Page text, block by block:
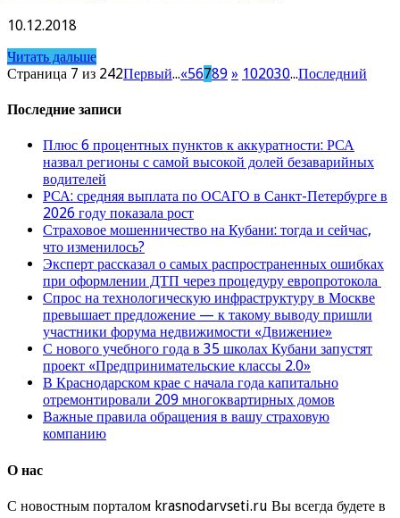
10.12.2018
Читать дальше
Страница 7 из 242Первый...«56789 » 102030...Последний
Последние записи
Плюс 6 процентных пунктов к аккуратности: РСА
назвал регионы с самой высокой долей безаварийных
водителей
РСА: средняя выплата по ОСАГО в Санкт-Петербурге в
2026 году показала рост
Страховое мошенничество на Кубани: тогда и сейчас,
что изменилось?
Эксперт рассказал о самых распространенных ошибках
при оформлении ДТП через процедуру европротокола
Спрос на технологическую инфраструктуру в Москве
превышает предложение — к такому выводу пришли
участники форума недвижимости «Движение»
С нового учебного года в 35 школах Кубани запустят
проект «Предпринимательские классы 2.0»
В Краснодарском крае с начала года капитально
отремонтировали 209 многоквартирных домов
Важные правила обращения в вашу страховую
компанию
О нас
С новостным порталом krasnodarvseti.ru Вы всегда будете в